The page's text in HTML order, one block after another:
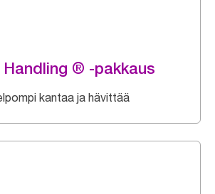
Handling ® -pakkaus
kantaa ja hävittää